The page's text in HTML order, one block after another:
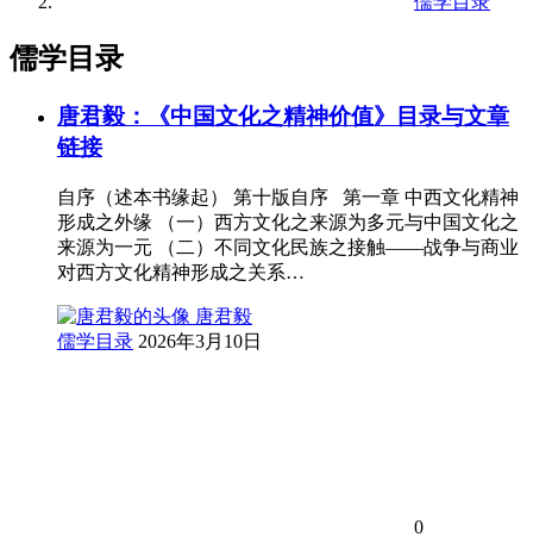
儒学目录
唐君毅：《中国文化之精神价值》目录与文章
链接
自序（述本书缘起） 第十版自序 第一章 中西文化精神
形成之外缘 （一）西方文化之来源为多元与中国文化之
来源为一元 （二）不同文化民族之接触——战争与商业
对西方文化精神形成之关系…
唐君毅
儒学目录 2026年3月10日
0